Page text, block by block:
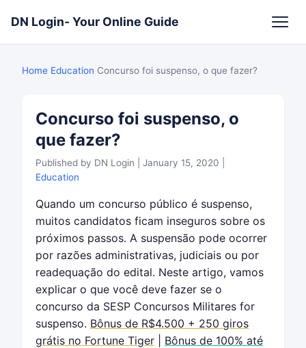
DN Login- Your Online Guide
Home Education Concurso foi suspenso, o que fazer?
Concurso foi suspenso, o
que fazer?
Published by DN Login | January 15, 2020 |
Education
Quando um concurso público é suspenso,
muitos candidatos ficam inseguros sobre os
próximos passos. A suspensão pode ocorrer
por razões administrativas, judiciais ou por
readequação do edital. Neste artigo, vamos
explicar o que você deve fazer se o
concurso da SESP Concursos Militares for
suspenso. Bônus de R$4.500 + 250 giros
grátis no Fortune Tiger
Bônus de 100% até